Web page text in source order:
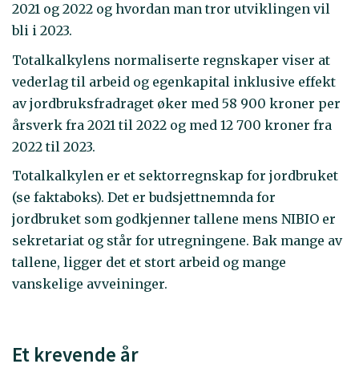
2021 og 2022 og hvordan man tror utviklingen vil
bli i 2023.
Totalkalkylens normaliserte regnskaper viser at
vederlag til arbeid og egenkapital inklusive effekt
av jordbruksfradraget øker med 58 900 kroner per
årsverk fra 2021 til 2022 og med 12 700 kroner fra
2022 til 2023.
Totalkalkylen er et sektorregnskap for jordbruket
(se faktaboks). Det er budsjettnemnda for
jordbruket som godkjenner tallene mens NIBIO er
sekretariat og står for utregningene. Bak mange av
tallene, ligger det et stort arbeid og mange
vanskelige avveininger.
Et krevende år